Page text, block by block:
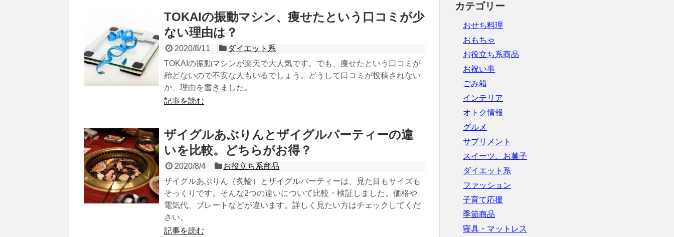
TOKAIの振動マシン、痩せたという口コミが少
ない理由は？
2020/8/11
ダイエット系
TOKAIの振動マシンが楽天で大人気です。でも、痩せたという口コミが
殆どないので不安な人もいるでしょう。どうして口コミが投稿されない
か、理由を書きました。
記事を読む
ザイグルあぶりんとザイグルパーティーの違
いを比較。どちらがお得？
2020/8/4
お役立ち系商品
ザイグルあぶりん（炙輪）とザイグルパーティーは、見た目もサイズも
そっくりです。そんな2つの違いについて比較・検証しました。価格や
電気代、プレートなどが違います。詳しく見たい方はチェックしてくだ
さい。
記事を読む
カテゴリー
おせち料理
おもちゃ
お役立ち系商品
お祝い事
ごみ箱
インテリア
オトク情報
グルメ
サプリメント
スイーツ、お菓子
ダイエット系
ファッション
子育て応援
季節商品
寝具・マットレス